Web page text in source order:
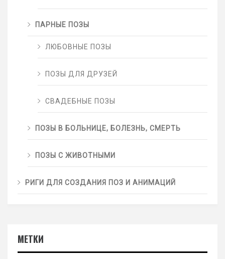
ПАРНЫЕ ПОЗЫ
ЛЮБОВНЫЕ ПОЗЫ
ПОЗЫ ДЛЯ ДРУЗЕЙ
СВАДЕБНЫЕ ПОЗЫ
ПОЗЫ В БОЛЬНИЦЕ, БОЛЕЗНЬ, СМЕРТЬ
ПОЗЫ С ЖИВОТНЫМИ
РИГИ ДЛЯ СОЗДАНИЯ ПОЗ И АНИМАЦИЙ
МЕТКИ